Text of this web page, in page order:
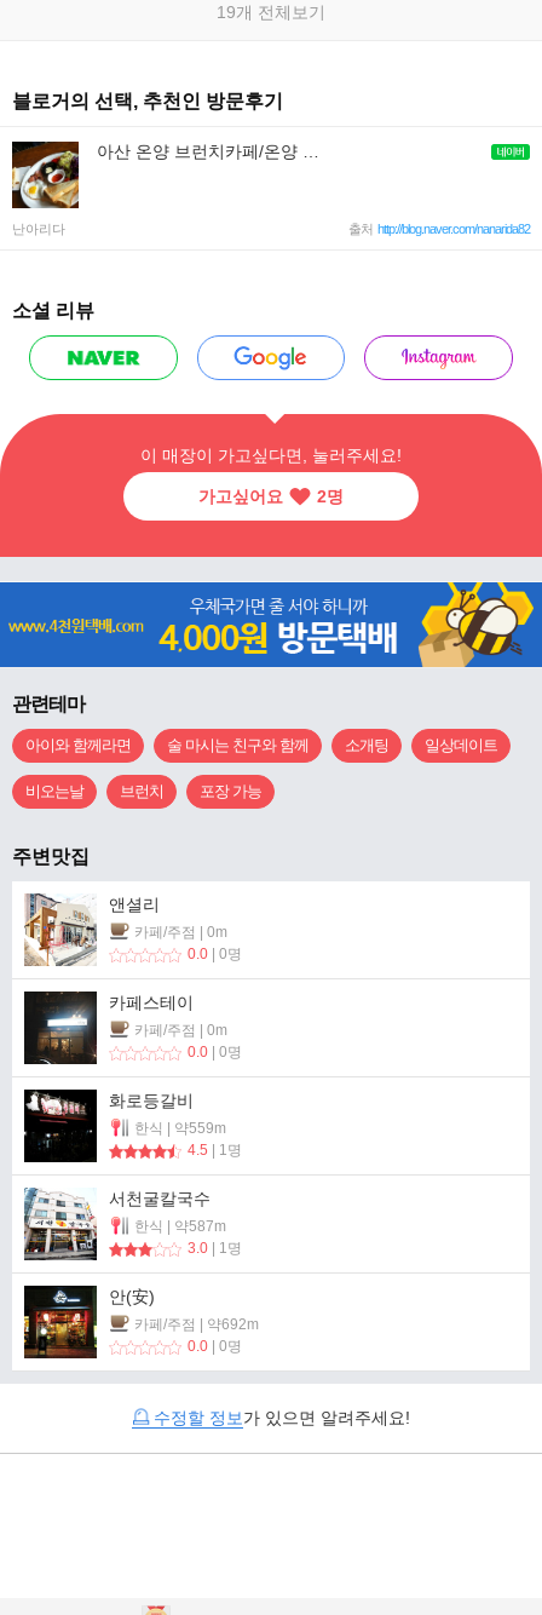
19개 전체보기
블로거의 선택, 추천인 방문후기
난아리다 출처 http://blog.naver.com/nanarida82
소셜 리뷰
이 매장이 가고싶다면, 눌러주세요!
가고싶어요 2명
관련테마
아이와 함께라면 술 마시는 친구와 함께 소개팅 일상데이트
비오는날 브런치 포장 가능
주변맛집
앤셜리
카페/주점 | 0m
0.0 | 0명
카페스테이
카페/주점 | 0m
0.0 | 0명
화로등갈비
한식 | 약559m
4.5 | 1명
서천굴칼국수
한식 | 약587m
3.0 | 1명
안(安)
카페/주점 | 약692m
0.0 | 0명
수정할 정보가 있으면 알려주세요!